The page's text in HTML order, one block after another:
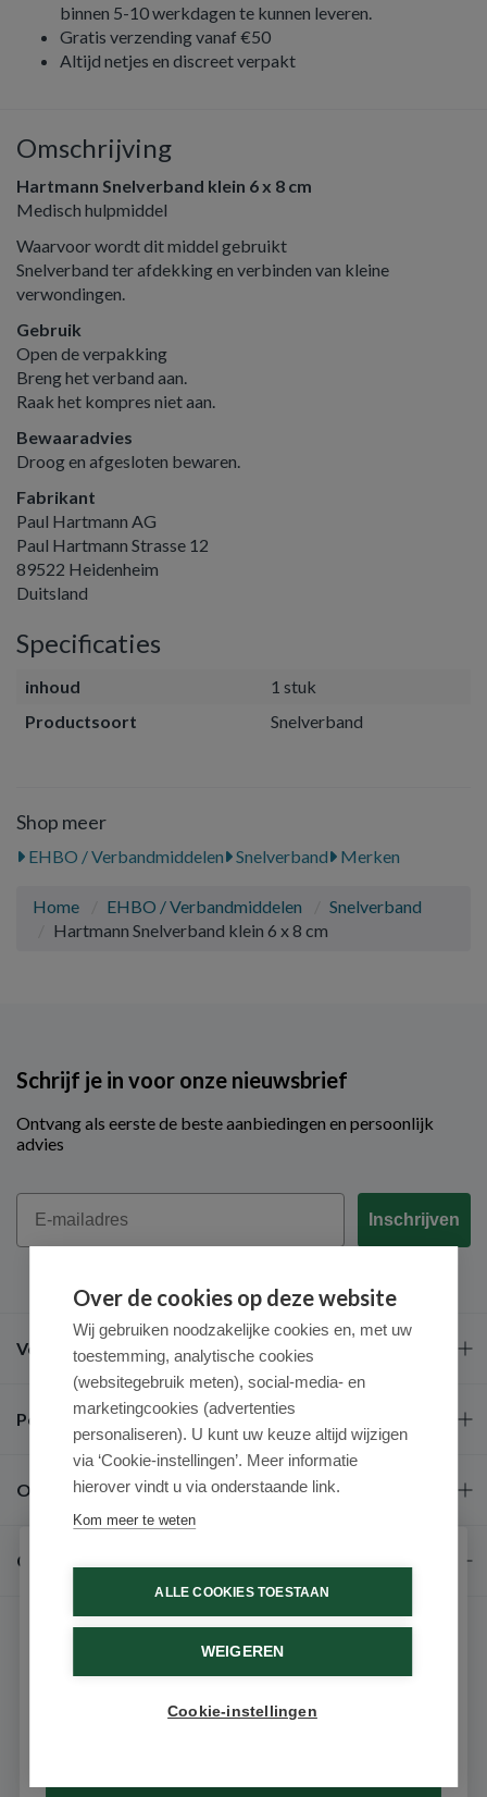
binnen 5-10 werkdagen te kunnen leveren.
Gratis verzending vanaf €50
Altijd netjes en discreet verpakt
Omschrijving
Hartmann Snelverband klein 6 x 8 cm
Medisch hulpmiddel
Waarvoor wordt dit middel gebruikt
Snelverband ter afdekking en verbinden van kleine
verwondingen.
Gebruik
Open de verpakking
Breng het verband aan.
Raak het kompres niet aan.
Bewaaradvies
Droog en afgesloten bewaren.
Fabrikant
Paul Hartmann AG
Paul Hartmann Strasse 12
89522 Heidenheim
Duitsland
Specificaties
inhoud
1 stuk
Productsoort
Snelverband
Shop meer
EHBO / Verbandmiddelen Snelverband Merken
Home EHBO / Verbandmiddelen
Snelverband
Hartmann Snelverband klein 6 x 8 cm
Schrijf je in voor onze nieuwsbrief
Ontvang als eerste de beste aanbiedingen en persoonlijk
advies
Email
Inschrijven
Veel gestelde vragen
Populaire merken
Over ons
Contact
9.6 / 10 (531 beoordelingen)
Over de cookies op deze website
Wij gebruiken noodzakelijke cookies en, met uw
toestemming, analytische cookies
(websitegebruik meten), social-media- en
marketingcookies (advertenties
personaliseren). U kunt uw keuze altijd wijzigen
via ‘Cookie-instellingen’. Meer informatie
hierover vindt u via onderstaande link.
Kom meer te weten
ALLE COOKIES TOESTAAN
WEIGEREN
Cookie-instellingen
Schrijf je in voor onze nieuwsbrief
Ontvang als eerste de beste aanbiedingen en persoonlijk
advies